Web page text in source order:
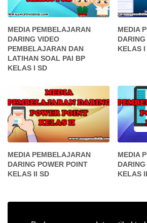
MEDIA PEMBELAJARAN
DARING VIDEO
PEMBELAJARAN DAN
LATIHAN SOAL PAI BP
KELAS I SD
MEDIA
KELAS I
MEDIA PEMBELAJARAN
DARING POWER POINT
KELAS II SD
MEDIA
KELAS